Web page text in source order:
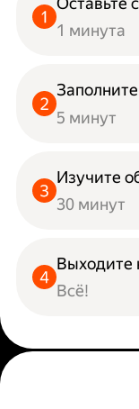
1 минута
5 минут
Изучите
30 минут
Выходите
Всё!